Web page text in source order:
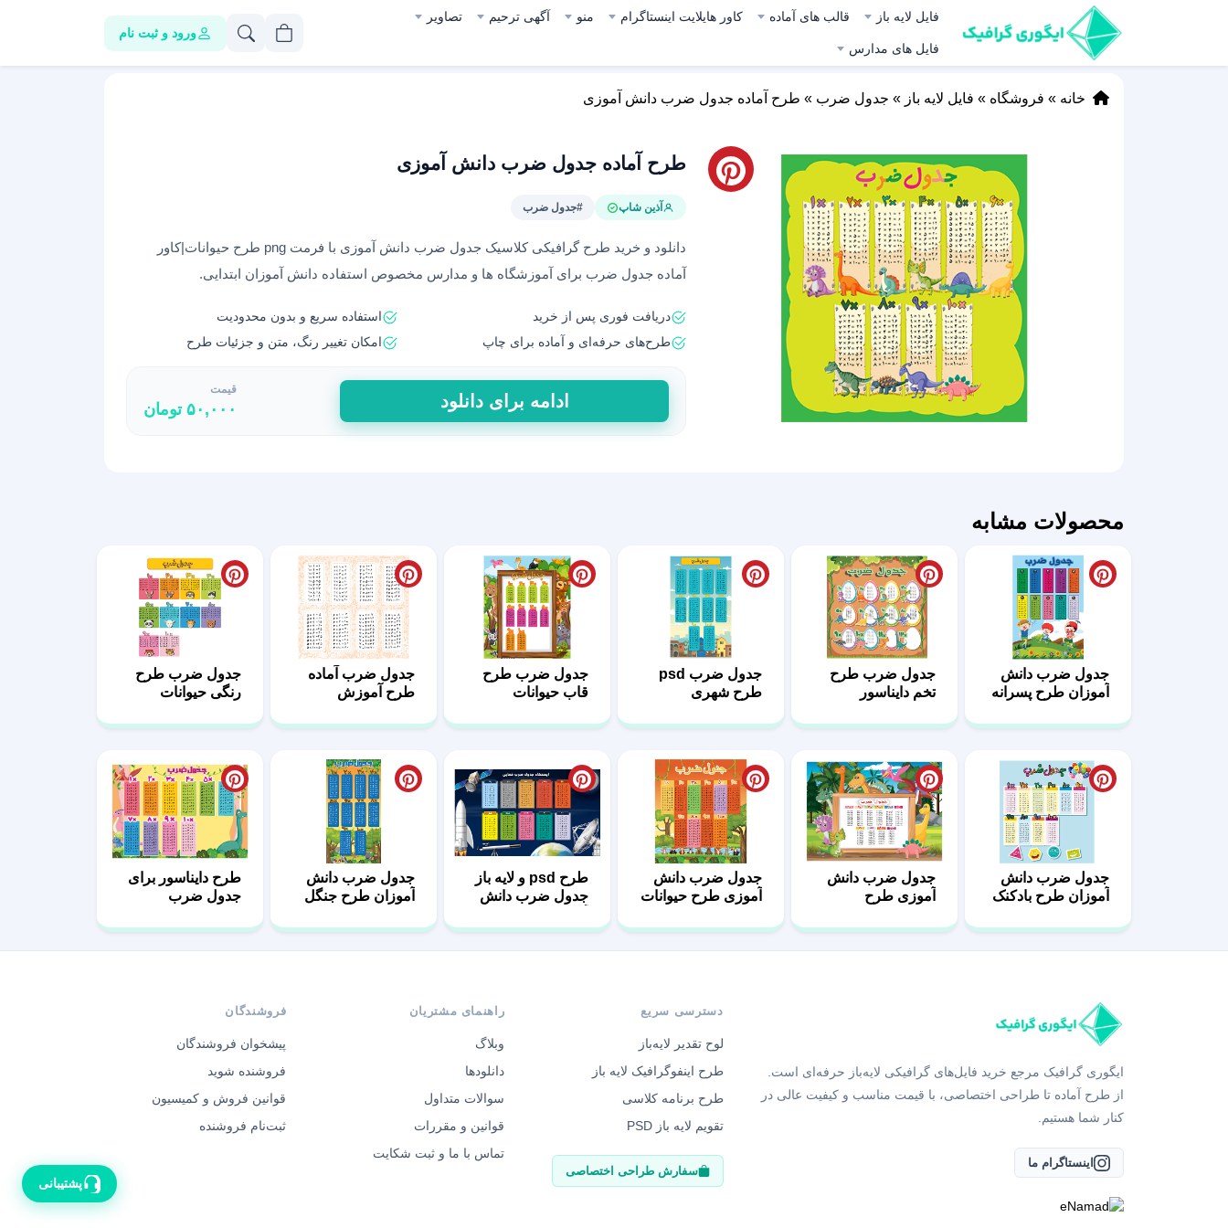
فایل لایه باز قالب های آماده کاور هایلایت اینستاگرام منو آگهی ترحیم تصاویر
فایل های مدارس
ورود و ثبت نام
خانه » فروشگاه » فایل لایه باز » جدول ضرب » طرح آماده جدول ضرب دانش آموزی
طرح آماده جدول ضرب دانش آموزی
آذین شاپ #جدول ضرب
دانلود و خرید طرح گرافیکی کلاسیک جدول ضرب دانش آموزی با فرمت png طرح حیوانات|کاور
آماده جدول ضرب برای آموزشگاه ها و مدارس مخصوص استفاده دانش آموزان ابتدایی.
دریافت فوری پس از خرید
استفاده سریع و بدون محدودیت
طرح‌های حرفه‌ای و آماده برای چاپ
امکان تغییر رنگ، متن و جزئیات طرح
طرح
آماده
جدول
ادامه برای دانلود
قیمت
۵۰,۰۰۰ تومان
محصولات مشابه
جدول ضرب دانش
آموزان طرح پسرانه
جدول ضرب طرح
تخم دایناسور
جدول ضرب psd
طرح شهری
جدول ضرب طرح
قاب حیوانات
جدول ضرب آماده
طرح آموزش
جدول ضرب طرح
رنگی حیوانات
جدول ضرب دانش
آموزان طرح بادکنک
جدول ضرب دانش
آموزی طرح
جدول ضرب دانش
آموزی طرح حیوانات
طرح psd و لایه باز
جدول ضرب دانش
جدول ضرب دانش
آموزان طرح جنگل
طرح دایناسور برای
جدول ضرب
ایگوری گرافیک مرجع خرید فایل‌های گرافیکی لایه‌باز حرفه‌ای است.
از طرح آماده تا طراحی اختصاصی، با قیمت مناسب و کیفیت عالی در
کنار شما هستیم.
اینستاگرام ما
دسترسی سریع
لوح تقدیر لایه‌باز
طرح اینفوگرافیک لایه باز
طرح برنامه کلاسی
تقویم لایه باز PSD
سفارش طراحی اختصاصی
راهنمای مشتریان
وبلاگ
دانلودها
سوالات متداول
قوانین و مقررات
تماس با ما و ثبت شکایت
فروشندگان
پیشخوان فروشندگان
فروشنده شوید
قوانین فروش و کمیسیون
ثبت‌نام فروشنده
پشتیبانی